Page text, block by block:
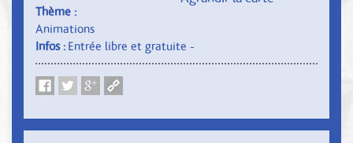
Thème :
Animations
Infos :Entrée libre et gratuite -